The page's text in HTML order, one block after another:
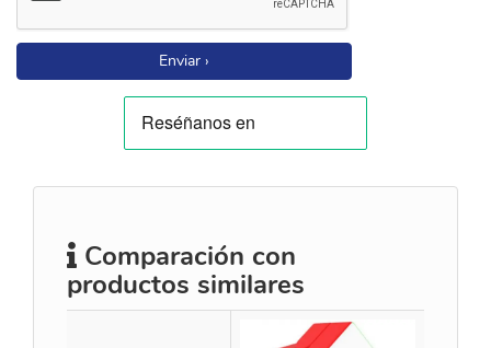
Enviar ›
Comparación con
productos similares